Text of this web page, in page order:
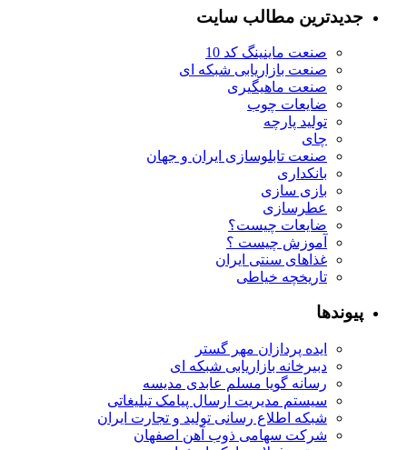
جدیدترین مطالب سایت
صنعت ماینینگ کد 10
صنعت بازاریابی شبکه ای
صنعت ماهیگیری
ضایعات چوب
تولید پارچه
چای
صنعت تابلوسازی ایران و جهان
بانکداری
بازی سازی
عطرسازی
ضایعات چیست؟
آموزش چیست ؟
غذاهای سنتی ایران
تاریخچه خیاطی
پیوندها
ایده پردازان مهر گستر
دبیرخانه بازاریابی شبکه ای
رسانه گویا مسلم عابدی مدیسه
سیستم مدیریت ارسال پیامک تبلیغاتی
شبکه اطلاع رسانی تولید و تجارت ایران
شرکت سهامی ذوب آهن اصفهان